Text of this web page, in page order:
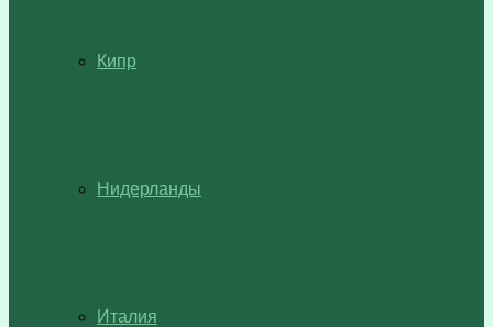
Кипр
Нидерланды
Италия